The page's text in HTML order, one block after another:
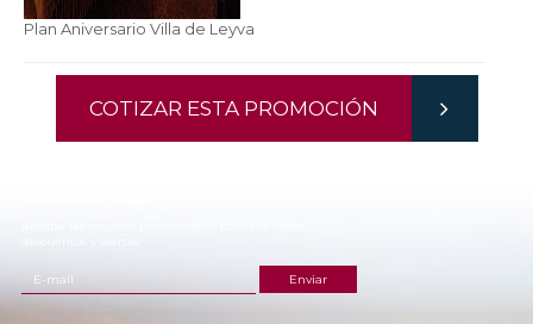
Plan Aniversario Villa de Leyva
COTIZAR ESTA PROMOCIÓN